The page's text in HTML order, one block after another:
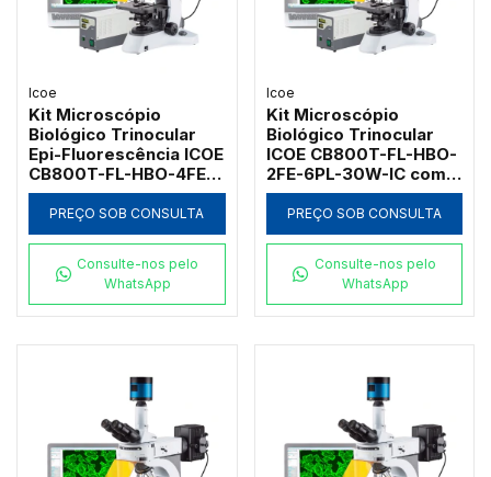
Icoe
Kit Microscópio
Biológico Trinocular
Epi-Fluorescência ICOE
CB800T-FL-HBO-4FE-
5PL-100W-IC com 4
Filtros e 5 Objetivas
Plan IOS
PREÇO SOB CONSULTA
Consulte-nos pelo
WhatsApp
Icoe
Kit Microscópio
Biológico Trinocular
ICOE CB800T-FL-HBO-
2FE-6PL-30W-IC com
Sistema de Epi-
Fluorescência
Lâmpada Mercúrio
PREÇO SOB CONSULTA
Consulte-nos pelo
WhatsApp